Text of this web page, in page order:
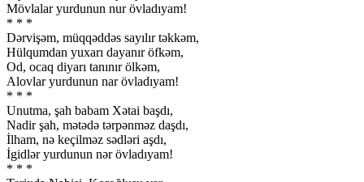
Mövlalar yurdunun nur övladıyam!
* * *
Dərvişəm, müqqəddəs sayılır təkkəm,
Hülqumdan yuxarı dayanır öfkəm,
Od, ocaq diyarı tanınır ölkəm,
Alovlar yurdunun nar övladıyam!
* * *
Unutma, şah babam Xətai başdı,
Nadir şah, mətədə tərpənməz daşdı,
İlham, nə keçilməz sədləri aşdı,
İgidlər yurdunun nər övladıyam!
* * *